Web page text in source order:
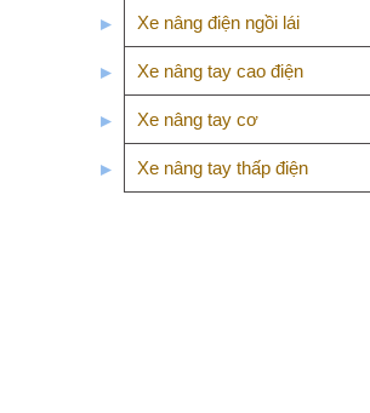
Xe nâng điện ngồi lái
Xe nâng tay cao điện
Xe nâng tay cơ
Xe nâng tay thấp điện